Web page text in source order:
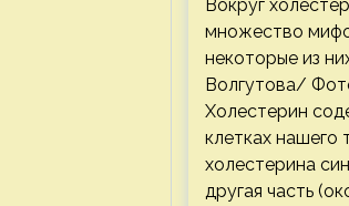
Вокруг
множество
некоторые из
Волгутова/
Холестерин
клетках нашего
холестерина
другая часть